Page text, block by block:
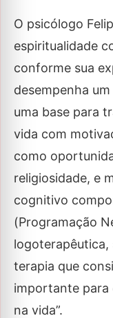
O psicólogo
espiritualidade
conforme sua
desempenha
uma base para
vida com
como
religiosidade, e
cognitivo
(Programação
logoterapêutica,
terapia que
importante
na vida”.